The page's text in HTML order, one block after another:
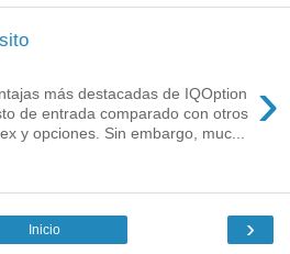
›
más destacadas de IQOption
de entrada comparado con otros
y opciones. Sin embargo, muc...
›
Inicio